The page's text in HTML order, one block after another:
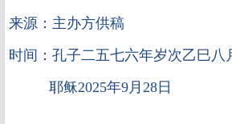
来源：主办方供稿
时间：孔子二五七六年岁次乙巳八
耶稣2025年9月28日